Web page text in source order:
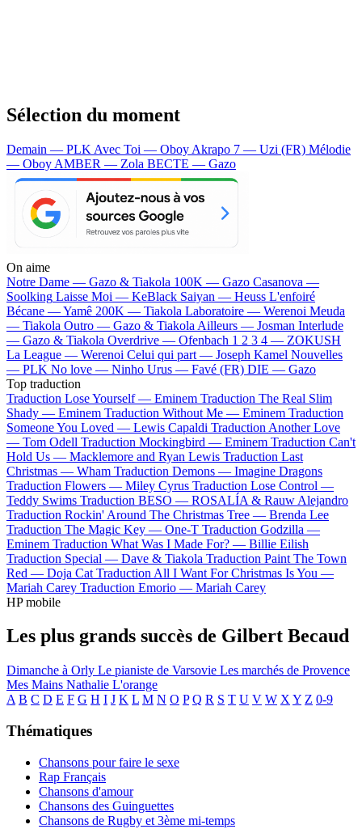
Sélection du moment
Demain — PLK Avec Toi — Oboy Akrapo 7 — Uzi (FR) Mélodie
— Oboy AMBER — Zola BECTE — Gazo
On aime
Notre Dame — Gazo & Tiakola 100K — Gazo Casanova —
Soolking Laisse Moi — KeBlack Saiyan — Heuss L'enfoiré
Bécane —Yamê 200K — Tiakola Laboratoire — Werenoi Meuda
— Tiakola Outro — Gazo & Tiakola Ailleurs — Josman Interlude
— Gazo & Tiakola Overdrive — Ofenbach 1 2 3 4 — ZOKUSH
La League — Werenoi Celui qui part — Joseph Kamel Nouvelles
— PLK No love — Ninho Urus — Favé (FR) DIE — Gazo
Top traduction
Traduction Lose Yourself — Eminem Traduction The Real Slim
Shady — Eminem Traduction Without Me — Eminem Traduction
Someone You Loved — Lewis Capaldi Traduction Another Love
— Tom Odell Traduction Mockingbird — Eminem Traduction Can't
Hold Us — Macklemore and Ryan Lewis Traduction Last
Christmas — Wham Traduction Demons — Imagine Dragons
Traduction Flowers — Miley Cyrus Traduction Lose Control —
Teddy Swims Traduction BESO — ROSALÍA & Rauw Alejandro
Traduction Rockin' Around The Christmas Tree — Brenda Lee
Traduction The Magic Key — One-T Traduction Godzilla —
Eminem Traduction What Was I Made For? — Billie Eilish
Traduction Special — Dave & Tiakola Traduction Paint The Town
Red — Doja Cat Traduction All I Want For Christmas Is You —
Mariah Carey Traduction Emorio — Mariah Carey
HP mobile
Les plus grands succès de Gilbert Becaud
Dimanche à Orly Le pianiste de Varsovie Les marchés de Provence
Mes Mains Nathalie L'orange
A B C D E F G H I J K L M N O P Q R S T U V W X Y Z 0-9
Thématiques
Chansons pour faire le sexe
Rap Français
Chansons d'amour
Chansons des Guinguettes
Chansons de Rugby et 3ème mi-temps